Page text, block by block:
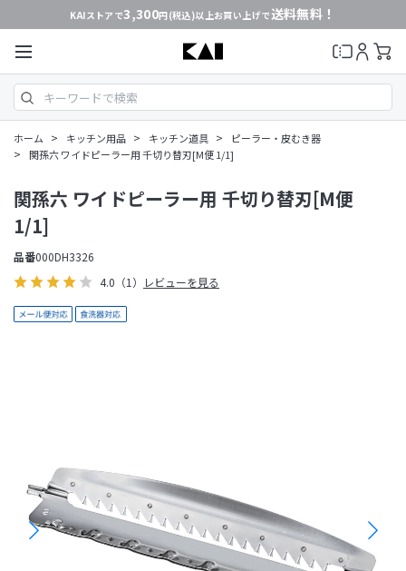
KAIストアで3,300円(税込)以上お買い上げで送料無料！
ホーム > キッチン用品 > キッチン道具 > ピーラー・皮むき器
> 関孫六 ワイドピーラー用 千切り替刃[M便 1/1]
4.0 （1） レビューを見る
関孫六 ワイドピーラー用 千切り替刃[M便
1/1]
品番000DH3326